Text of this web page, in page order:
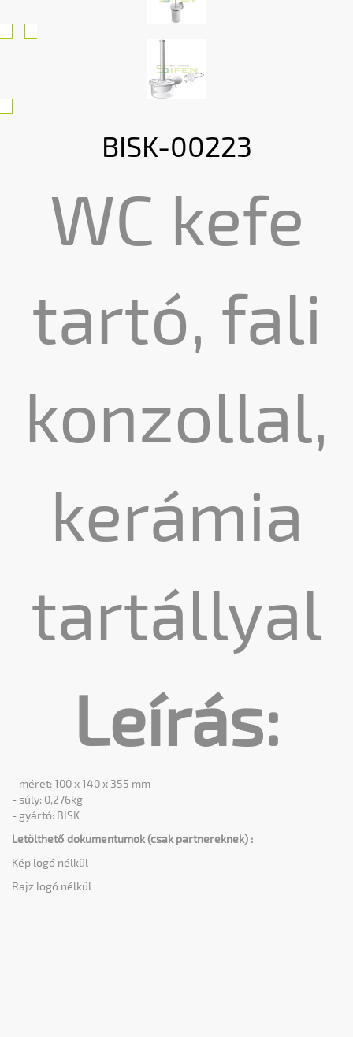
BISK-00223
WC kefe
tartó, fali
konzollal,
kerámia
tartállyal
Leírás:
- méret: 100 x 140 x 355 mm
​- súly: 0,276kg
- gyártó: BISK
Letölthető dokumentumok (csak partnereknek) :
Kép logó nélkül
Rajz logó nélkül